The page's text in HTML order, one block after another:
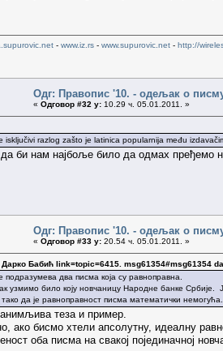
- www.iz.rs - www.supurovic.net - http://
Одг: Правопис '10. - одељак о
« Одговор #32 у: 10.29 ч. 05.01.2011. »
isključivi razlog zašto je latinica popularnija među
би нам најбоље било да одмах пређемо на
Одг: Правопис '10. - одељак о
« Одговор #33 у: 20.54 ч. 05.01.2011. »
Дарко Бабић link=topic=6415. msg61354#msg61354
подразумева два писма која су равноправна.
узмимо било коју новчаницу Народне банке
да је равноправност писма математички немогућа.
теза и пример.
ако бисмо хтели апсолутну, идеалну
оба писма на свакој појединачној